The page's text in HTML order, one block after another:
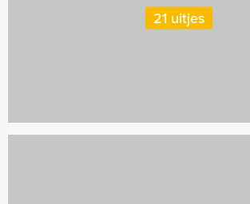
21 uitjes